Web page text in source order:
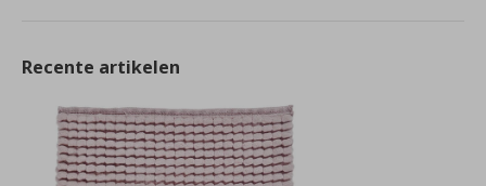
Recente artikelen